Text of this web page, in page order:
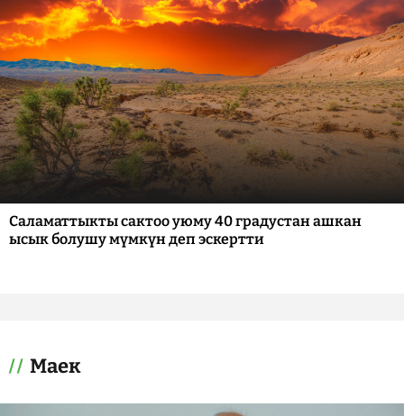
Саламаттыкты сактоо уюму 40 градустан ашкан
ысык болушу мүмкүн деп эскертти
Маек